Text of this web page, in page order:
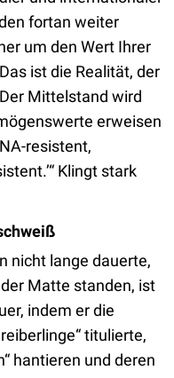
fortan weiter
um den Wert Ihrer
ist die Realität, der
Mittelstand wird
erweisen
resistent,
Klingt stark
nicht lange dauerte,
Matte standen, ist
indem er die
titulierte,
hantieren und deren